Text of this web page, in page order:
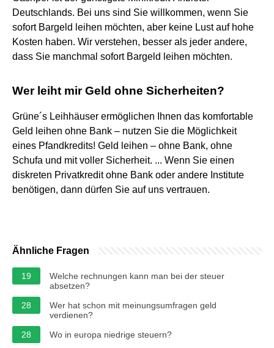
Deutschlands. Bei uns sind Sie willkommen, wenn Sie
sofort Bargeld leihen möchten, aber keine Lust auf hohe
Kosten haben. Wir verstehen, besser als jeder andere,
dass Sie manchmal sofort Bargeld leihen möchten.
Wer leiht mir Geld ohne Sicherheiten?
Grüne´s Leihhäuser ermöglichen Ihnen das komfortable
Geld leihen ohne Bank – nutzen Sie die Möglichkeit
eines Pfandkredits! Geld leihen – ohne Bank, ohne
Schufa und mit voller Sicherheit. ... Wenn Sie einen
diskreten Privatkredit ohne Bank oder andere Institute
benötigen, dann dürfen Sie auf uns vertrauen.
Ähnliche Fragen
19
Welche rechnungen kann man bei der steuer
absetzen?
28
Wer hat schon mit meinungsumfragen geld
verdienen?
28
Wo in europa niedrige steuern?